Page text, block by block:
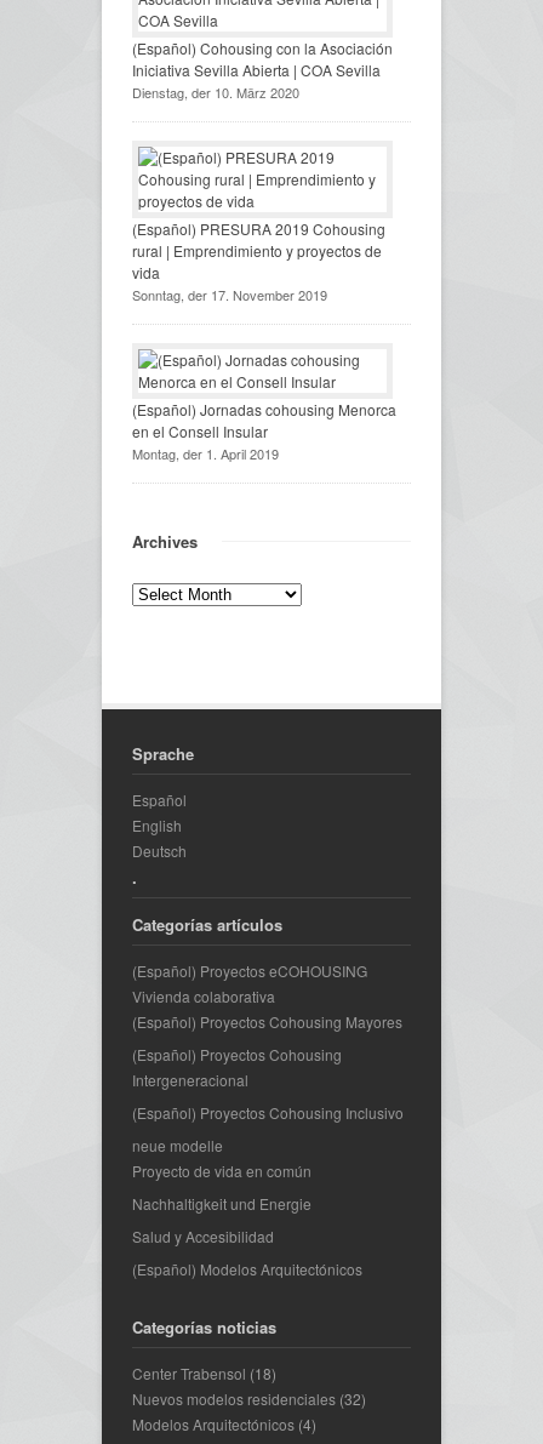
(Español) Cohousing con la Asociación
Iniciativa Sevilla Abierta | COA Sevilla
Dienstag, der 10. März 2020
(Español) PRESURA 2019 Cohousing
rural | Emprendimiento y proyectos de
vida
Sonntag, der 17. November 2019
(Español) Jornadas cohousing Menorca
en el Consell Insular
Montag, der 1. April 2019
Archives
Sprache
Español
English
Deutsch
.
Categorías artículos
(Español) Proyectos eCOHOUSING
Vivienda colaborativa
(Español) Proyectos Cohousing Mayores
(Español) Proyectos Cohousing
Intergeneracional
(Español) Proyectos Cohousing Inclusivo
neue modelle
Proyecto de vida en común
Nachhaltigkeit und Energie
Salud y Accesibilidad
(Español) Modelos Arquitectónicos
Categorías noticias
Center Trabensol (18)
Nuevos modelos residenciales (32)
Modelos Arquitectónicos (4)